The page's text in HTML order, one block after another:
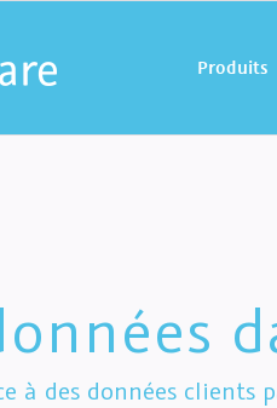
Produits
à des données clients